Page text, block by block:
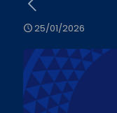
25/01/2026